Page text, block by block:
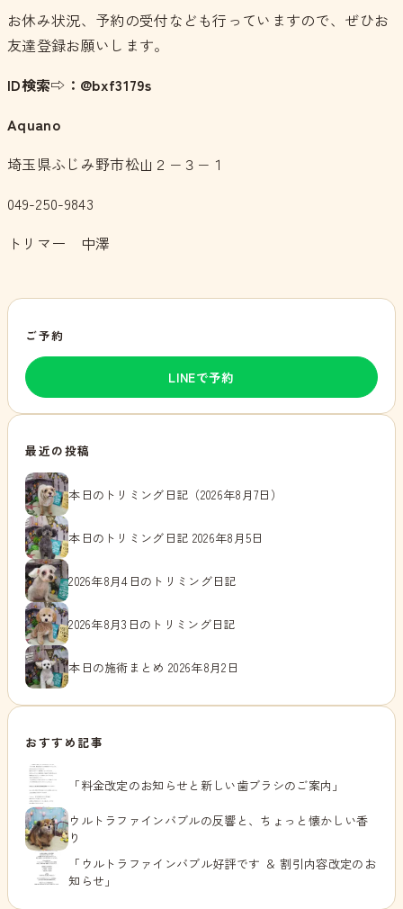
お休み状況、予約の受付なども行っていますので、ぜひお
友達登録お願いします。
ID検索⇨：@bxf3179s
Aquano
埼玉県ふじみ野市松山２−３−１
049-250-9843
トリマー 中澤
ご予約
LINEで予約
最近の投稿
本日のトリミング日記（2026年8月7日）
本日のトリミング日記 2026年8月5日
2026年8月4日のトリミング日記
2026年8月3日のトリミング日記
本日の施術まとめ 2026年8月2日
おすすめ記事
「料金改定のお知らせと新しい歯ブラシのご案内」
ウルトラファインバブルの反響と、ちょっと懐かしい香
り
「ウルトラファインバブル好評です ＆ 割引内容改定のお
知らせ」